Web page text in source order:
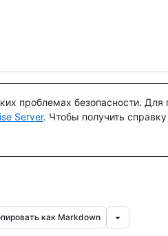
проблемах безопасности.
Server. Чтобы получить
как Markdown